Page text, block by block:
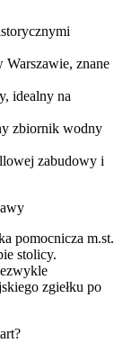
Warszawie, znane
idealny na
zbiornik wodny
zabudowy i
pomocnicza m.st.
stolicy.
zgiełku po